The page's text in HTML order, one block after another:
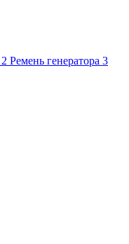
2 Ремень генератора 3